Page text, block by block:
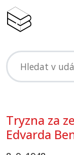
Tryzna za
Edvarda